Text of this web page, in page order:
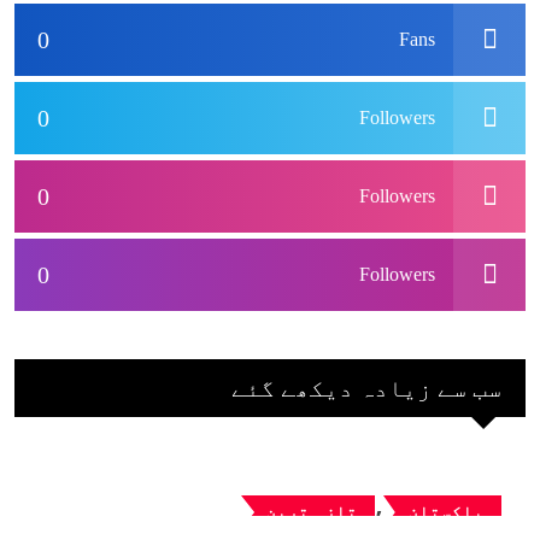
0 Fans
0 Followers
0 Followers
0 Followers
سب سے زیادہ دیکھے گئے
پاکستان , تازہ ترین